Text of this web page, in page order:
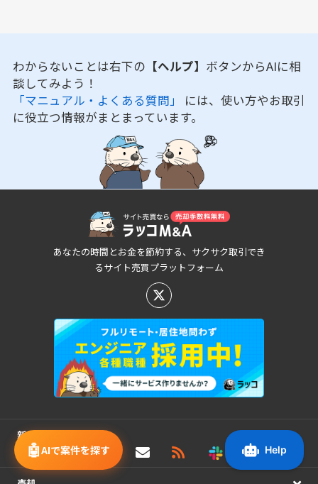
🤖AIで案件を探す
わからないことは右下の 【ヘルプ】 ボタンからAIに相
談してみよう！
「マニュアル・よくある質問」 には、使い方やお取引
に役立つ情報がまとまっています。
あなたの時間とお金を節約する、サクサク取引でき
るサイト売買プラットフォーム
新着/値下げ案件情報